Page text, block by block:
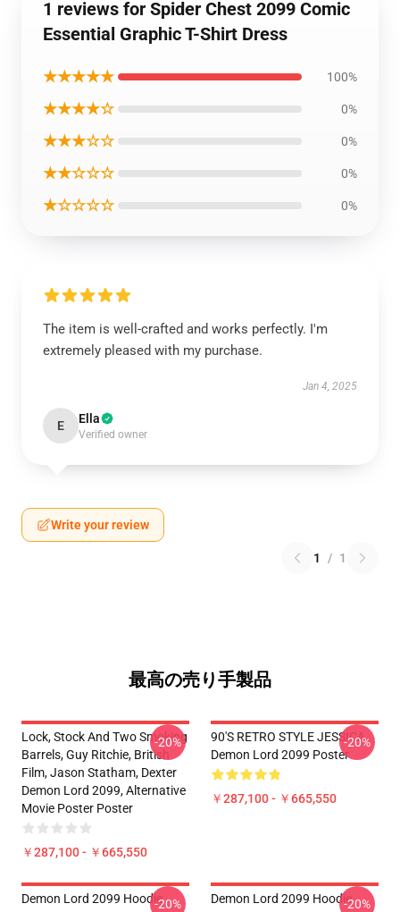
1 reviews for Spider Chest 2099 Comic
Essential Graphic T-Shirt Dress
★★★★★ 100%
★★★★☆ 0%
★★★☆☆ 0%
★★☆☆☆ 0%
★☆☆☆☆ 0%
The item is well-crafted and works perfectly. I'm
extremely pleased with my purchase.
Jan 4, 2025
E Ella
Verified owner
Write your review
1 / 1
最高の売り手製品
Lock, Stock And Two Smoking
Barrels, Guy Ritchie, British
Film, Jason Statham, Dexter
Demon Lord 2099, Alternative
Movie Poster Poster
￥287,100 - ￥665,550
-20%
90'S RETRO STYLE JESSICA
Demon Lord 2099 Poster
￥287,100 - ￥665,550
-20%
Demon Lord 2099 Hoodie-20% Demon Lord 2099 Hoodie-20%